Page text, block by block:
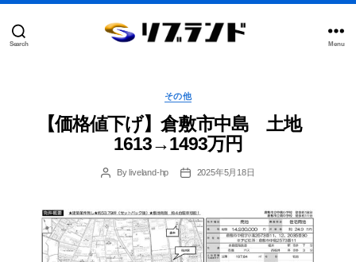
Search
社
ブ
ラ
ン
ド
Menu
Categories
その他
【価格値下げ】倉敷市中島 土地
1613→1493万円
PostBy liveland-hp
Post2025年5月18日